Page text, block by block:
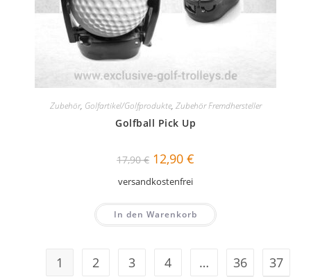
Zubehör, Golfartikel/Golfprodukte, Zubehör Fremdhersteller
Golfball Pick Up
17,90€ Ursprünglicher
Preis
war:
17,90 €
12,90 €
versandkostenfrei
In den Warenkorb
1 2 3 4 … 36
37